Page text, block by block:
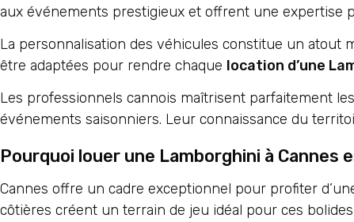
aux événements prestigieux et offrent une expertise
La personnalisation des véhicules constitue un atout
être adaptées pour rendre chaque location d’une
Les professionnels cannois maîtrisent parfaitement
événements saisonniers. Leur connaissance du
Pourquoi louer une Lamborghini à Cannes
Cannes offre un cadre exceptionnel pour profiter
côtières créent un terrain de jeu idéal pour ces